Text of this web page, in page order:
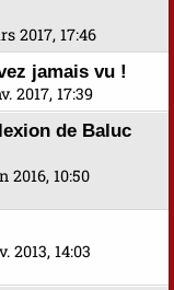
2017, 17:46
jamais vu !
2017, 17:39
de Baluc
2016, 10:50
2013, 14:03